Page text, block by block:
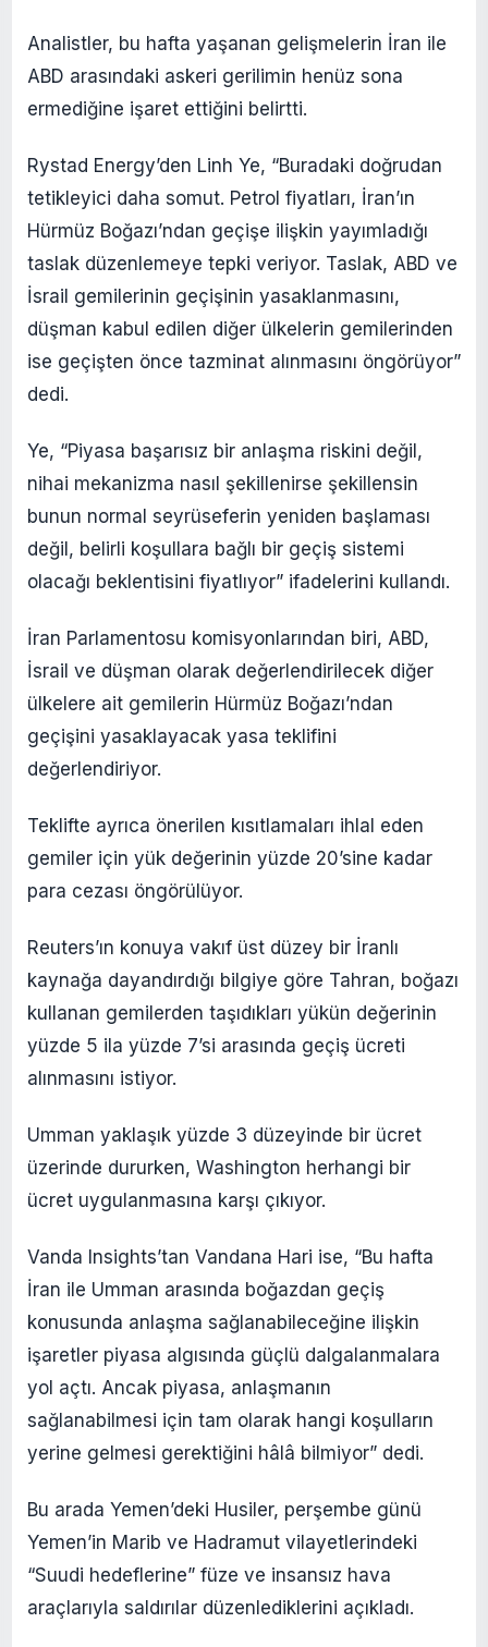
Analistler, bu hafta yaşanan gelişmelerin İran ile
ABD arasındaki askeri gerilimin henüz sona
ermediğine işaret ettiğini belirtti.
Rystad Energy’den Linh Ye, “Buradaki doğrudan
tetikleyici daha somut. Petrol fiyatları, İran’ın
Hürmüz Boğazı’ndan geçişe ilişkin yayımladığı
taslak düzenlemeye tepki veriyor. Taslak, ABD ve
İsrail gemilerinin geçişinin yasaklanmasını,
düşman kabul edilen diğer ülkelerin gemilerinden
ise geçişten önce tazminat alınmasını öngörüyor”
dedi.
Ye, “Piyasa başarısız bir anlaşma riskini değil,
nihai mekanizma nasıl şekillenirse şekillensin
bunun normal seyrüseferin yeniden başlaması
değil, belirli koşullara bağlı bir geçiş sistemi
olacağı beklentisini fiyatlıyor” ifadelerini kullandı.
İran Parlamentosu komisyonlarından biri, ABD,
İsrail ve düşman olarak değerlendirilecek diğer
ülkelere ait gemilerin Hürmüz Boğazı’ndan
geçişini yasaklayacak yasa teklifini
değerlendiriyor.
Teklifte ayrıca önerilen kısıtlamaları ihlal eden
gemiler için yük değerinin yüzde 20’sine kadar
para cezası öngörülüyor.
Reuters’ın konuya vakıf üst düzey bir İranlı
kaynağa dayandırdığı bilgiye göre Tahran, boğazı
kullanan gemilerden taşıdıkları yükün değerinin
yüzde 5 ila yüzde 7’si arasında geçiş ücreti
alınmasını istiyor.
Umman yaklaşık yüzde 3 düzeyinde bir ücret
üzerinde dururken, Washington herhangi bir
ücret uygulanmasına karşı çıkıyor.
Vanda Insights’tan Vandana Hari ise, “Bu hafta
İran ile Umman arasında boğazdan geçiş
konusunda anlaşma sağlanabileceğine ilişkin
işaretler piyasa algısında güçlü dalgalanmalara
yol açtı. Ancak piyasa, anlaşmanın
sağlanabilmesi için tam olarak hangi koşulların
yerine gelmesi gerektiğini hâlâ bilmiyor” dedi.
Bu arada Yemen’deki Husiler, perşembe günü
Yemen’in Marib ve Hadramut vilayetlerindeki
“Suudi hedeflerine” füze ve insansız hava
araçlarıyla saldırılar düzenlediklerini açıkladı.